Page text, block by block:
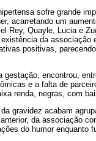
sofre grande
acarretando um
Rey, Quayle, Lucia e
da
positivas,
encontrou,
e a falta de
renda, negras, com
gravidez acabam
da associação
do humor enquanto